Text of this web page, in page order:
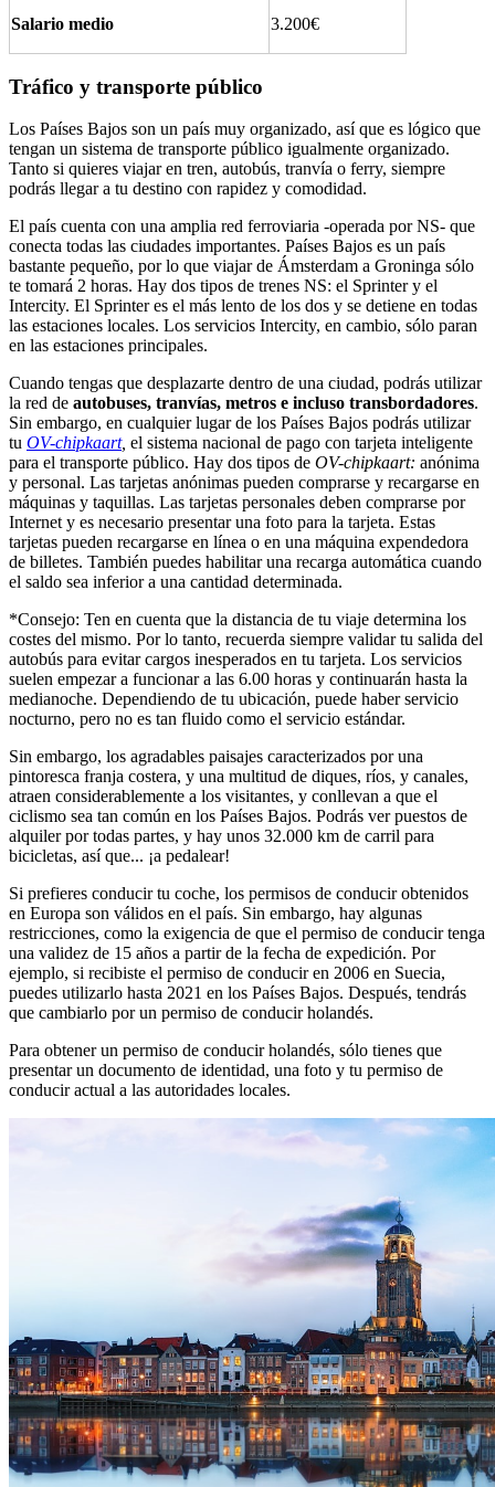
Salario medio 3.200€
Tráfico y transporte público
Los Países Bajos son un país muy organizado, así que es lógico que
tengan un sistema de transporte público igualmente organizado.
Tanto si quieres viajar en tren, autobús, tranvía o ferry, siempre
podrás llegar a tu destino con rapidez y comodidad.
El país cuenta con una amplia red ferroviaria -operada por NS- que
conecta todas las ciudades importantes. Países Bajos es un país
bastante pequeño, por lo que viajar de Ámsterdam a Groninga sólo
te tomará 2 horas. Hay dos tipos de trenes NS: el Sprinter y el
Intercity. El Sprinter es el más lento de los dos y se detiene en todas
las estaciones locales. Los servicios Intercity, en cambio, sólo paran
en las estaciones principales.
Cuando tengas que desplazarte dentro de una ciudad, podrás utilizar
la red de autobuses, tranvías, metros e incluso transbordadores.
Sin embargo, en cualquier lugar de los Países Bajos podrás utilizar
tu OV-chipkaart, el sistema nacional de pago con tarjeta inteligente
para el transporte público. Hay dos tipos de OV-chipkaart: anónima
y personal. Las tarjetas anónimas pueden comprarse y recargarse en
máquinas y taquillas. Las tarjetas personales deben comprarse por
Internet y es necesario presentar una foto para la tarjeta. Estas
tarjetas pueden recargarse en línea o en una máquina expendedora
de billetes. También puedes habilitar una recarga automática cuando
el saldo sea inferior a una cantidad determinada.
*Consejo: Ten en cuenta que la distancia de tu viaje determina los
costes del mismo. Por lo tanto, recuerda siempre validar tu salida del
autobús para evitar cargos inesperados en tu tarjeta. Los servicios
suelen empezar a funcionar a las 6.00 horas y continuarán hasta la
medianoche. Dependiendo de tu ubicación, puede haber servicio
nocturno, pero no es tan fluido como el servicio estándar.
Sin embargo, los agradables paisajes caracterizados por una
pintoresca franja costera, y una multitud de diques, ríos, y canales,
atraen considerablemente a los visitantes, y conllevan a que el
ciclismo sea tan común en los Países Bajos. Podrás ver puestos de
alquiler por todas partes, y hay unos 32.000 km de carril para
bicicletas, así que... ¡a pedalear!
Si prefieres conducir tu coche, los permisos de conducir obtenidos
en Europa son válidos en el país. Sin embargo, hay algunas
restricciones, como la exigencia de que el permiso de conducir tenga
una validez de 15 años a partir de la fecha de expedición. Por
ejemplo, si recibiste el permiso de conducir en 2006 en Suecia,
puedes utilizarlo hasta 2021 en los Países Bajos. Después, tendrás
que cambiarlo por un permiso de conducir holandés.
Para obtener un permiso de conducir holandés, sólo tienes que
presentar un documento de identidad, una foto y tu permiso de
conducir actual a las autoridades locales.